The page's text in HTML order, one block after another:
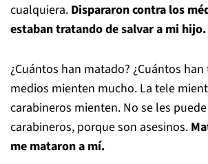
cualquiera. Dispararon contra los
estaban tratando de salvar a mi hijo.
¿Cuántos han matado? ¿Cuántos
medios mienten mucho. La tele
carabineros mienten. No se les
carabineros, porque son asesinos.
me mataron a mí.